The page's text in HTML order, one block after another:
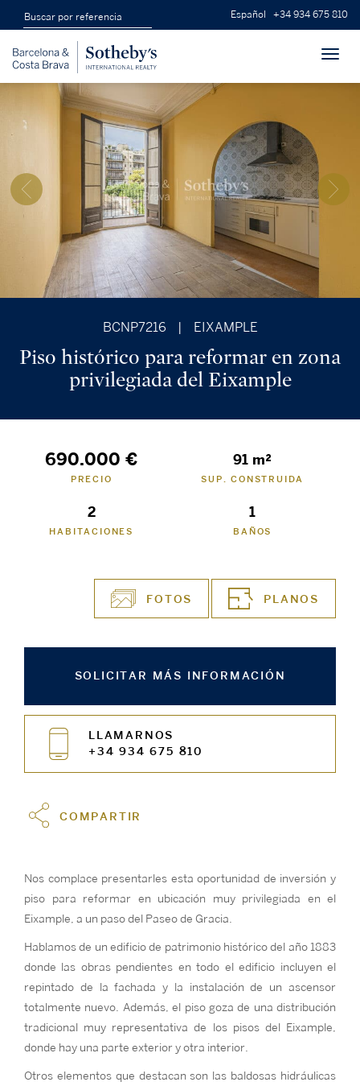
Español +34 934 675 810
BCNP7216 EIXAMPLE
Piso histórico para reformar en zona
privilegiada del Eixample
690.000 €
PRECIO
91 m²
SUP. CONSTRUIDA
2
HABITACIONES
1
BAÑOS
FOTOS PLANOS
SOLICITAR MÁS INFORMACIÓN
LLAMARNOS
+34 934 675 810
COMPARTIR
Nos complace presentarles esta oportunidad de inversión y
piso para reformar en ubicación muy privilegiada en el
Eixample, a un paso del Paseo de Gracia.
Hablamos de un edificio de patrimonio histórico del año 1883
donde las obras pendientes en todo el edificio incluyen el
repintado de la fachada y la instalación de un ascensor
totalmente nuevo. Además, el piso goza de una distribución
tradicional muy representativa de los pisos del Eixample,
donde hay una parte exterior y otra interior.
Otros elementos que destacan son las baldosas hidráulicas